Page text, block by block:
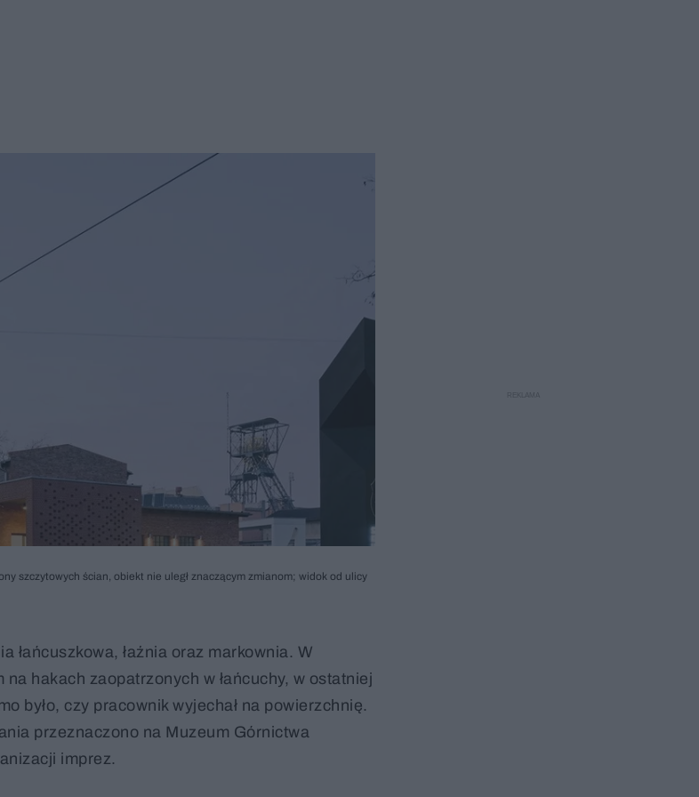
szczytowych ścian, obiekt nie uległ znaczącym zmianom; widok od ulicy
łańcuszkowa, łaźnia oraz markownia. W
hakach zaopatrzonych w łańcuchy, w ostatniej
było, czy pracownik wyjechał na powierzchnię.
przeznaczono na Muzeum Górnictwa
imprez.